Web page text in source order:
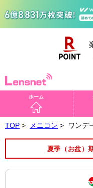
ホーム
TOP > メニコン > ワンデ
夏季（お盆）